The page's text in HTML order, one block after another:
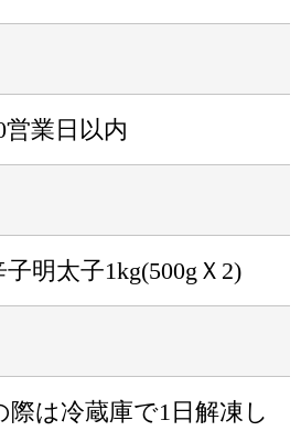
業日以内
明太子1kg(500gＸ2)
は冷蔵庫で1日解凍し